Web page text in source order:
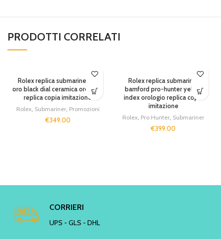
PRODOTTI CORRELATI
Rolex replica submariner full
oro black dial ceramica orologio
replica copia imitazione
Rolex, Submariner, Promozioni
€349.00
Rolex replica submariner
bamford pro-hunter yellow
index orologio replica copia
imitazione
Rolex Pro Hunter Submariner
€399.00
CORRIERI
UPS - GLS - DHL